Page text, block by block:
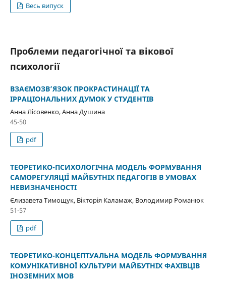
Весь випуск
Проблеми педагогічної та вікової
психології
ВЗАЄМОЗВ’ЯЗОК ПРОКРАСТИНАЦІЇ ТА
ІРРАЦІОНАЛЬНИХ ДУМОК У СТУДЕНТІВ
Анна Лісовенко, Анна Душина
45-50
pdf
ТЕОРЕТИКО-ПСИХОЛОГІЧНА МОДЕЛЬ ФОРМУВАННЯ
САМОРЕГУЛЯЦІЇ МАЙБУТНІХ ПЕДАГОГІВ В УМОВАХ
НЕВИЗНАЧЕНОСТІ
Єлизавета Тимощук, Вікторія Каламаж, Володимир Романюк
51-57
pdf
ТЕОРЕТИКО-КОНЦЕПТУАЛЬНА МОДЕЛЬ ФОРМУВАННЯ
КОМУНІКАТИВНОЇ КУЛЬТУРИ МАЙБУТНІХ ФАХІВЦІВ
ІНОЗЕМНИХ МОВ